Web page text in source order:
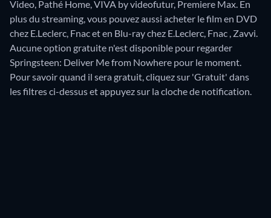
Video, Pathé Home, VIVA by videofutur, Premiere Max. En
plus du streaming, vous pouvez aussi acheter le film en DVD
chez E.Leclerc, Fnac et en Blu-ray chez E.Leclerc, Fnac , Zavvi.
Aucune option gratuite n'est disponible pour regarder
Springsteen: Deliver Me from Nowhere pour le moment.
Pour savoir quand il sera gratuit, cliquez sur 'Gratuit' dans
les filtres ci-dessus et appuyez sur la cloche de notification.